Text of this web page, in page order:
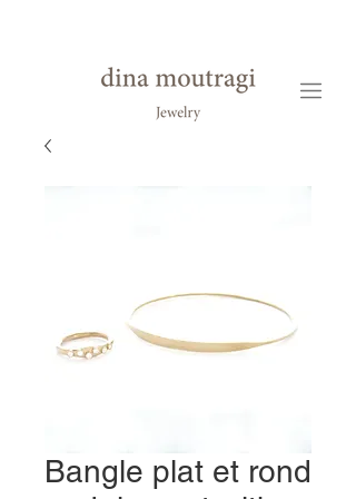
Bangle plat et rond